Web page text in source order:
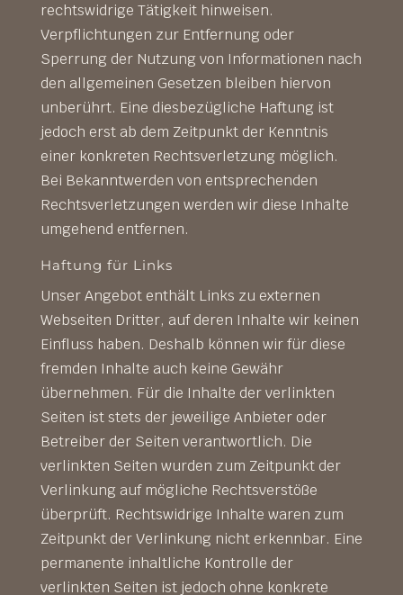
rechtswidrige Tätigkeit hinweisen.
Verpflichtungen zur Entfernung oder
Sperrung der Nutzung von Informationen nach
den allgemeinen Gesetzen bleiben hiervon
unberührt. Eine diesbezügliche Haftung ist
jedoch erst ab dem Zeitpunkt der Kenntnis
einer konkreten Rechtsverletzung möglich.
Bei Bekanntwerden von entsprechenden
Rechtsverletzungen werden wir diese Inhalte
umgehend entfernen.
Haftung für Links
Unser Angebot enthält Links zu externen
Webseiten Dritter, auf deren Inhalte wir keinen
Einfluss haben. Deshalb können wir für diese
fremden Inhalte auch keine Gewähr
übernehmen. Für die Inhalte der verlinkten
Seiten ist stets der jeweilige Anbieter oder
Betreiber der Seiten verantwortlich. Die
verlinkten Seiten wurden zum Zeitpunkt der
Verlinkung auf mögliche Rechtsverstöße
überprüft. Rechtswidrige Inhalte waren zum
Zeitpunkt der Verlinkung nicht erkennbar. Eine
permanente inhaltliche Kontrolle der
verlinkten Seiten ist jedoch ohne konkrete